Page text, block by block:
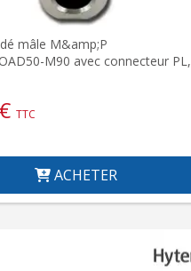
mâle M&amp;P
M90 avec connecteur PL,
€ TTC
ACHETER